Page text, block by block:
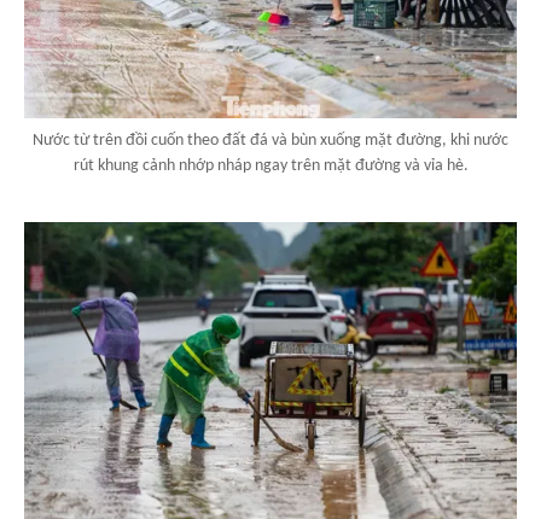
Nước từ trên đồi cuốn theo đất đá và bùn xuống mặt đường, khi nước
rút khung cảnh nhớp nháp ngay trên mặt đường và vỉa hè.